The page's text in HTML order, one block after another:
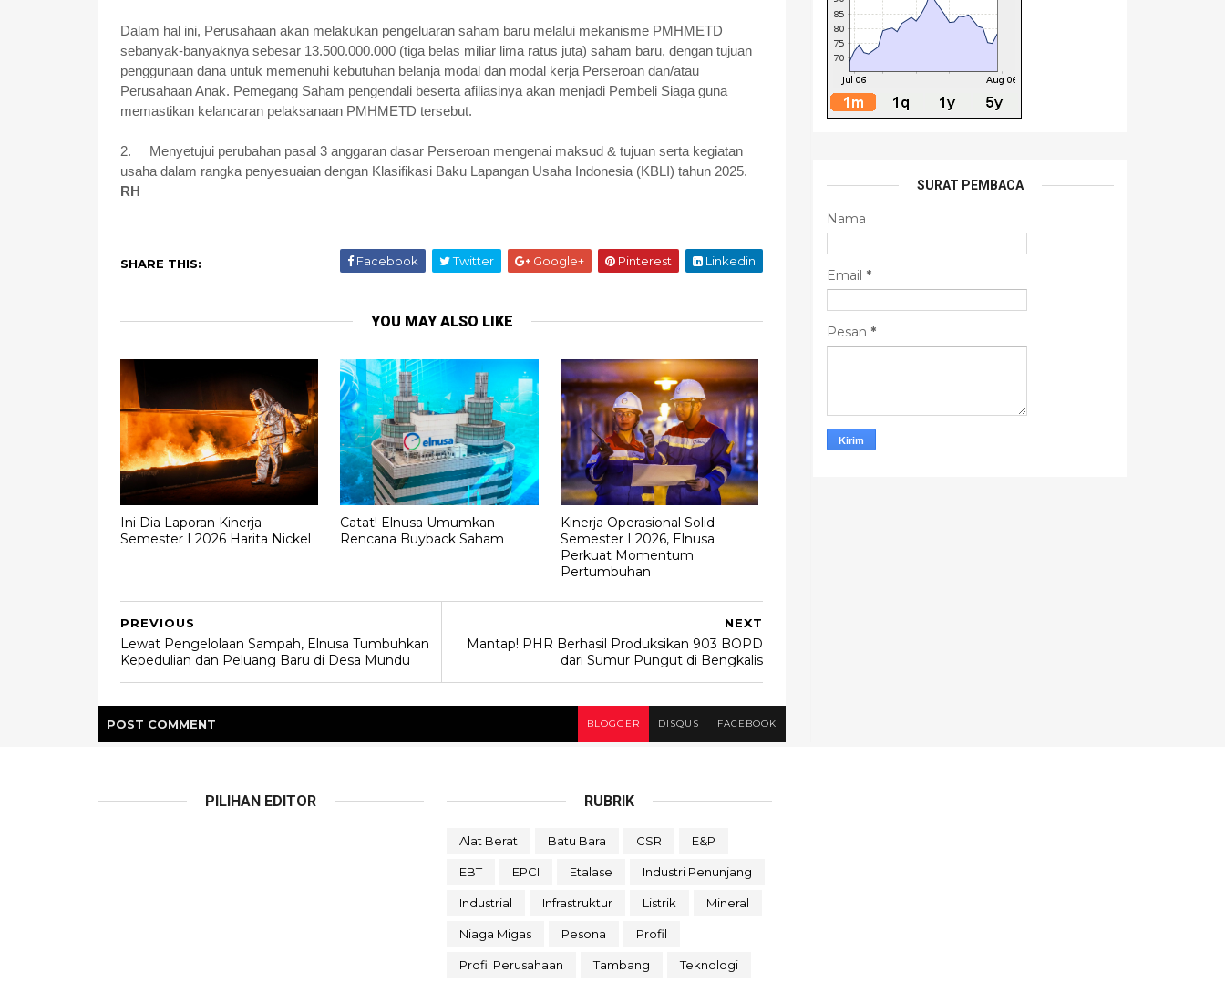
Dalam hal ini, Perusahaan akan melakukan pengeluaran saham baru melalui mekanisme PMHMETD
sebanyak-banyaknya sebesar 13.500.000.000 (tiga belas miliar lima ratus juta) saham baru, dengan tujuan
penggunaan dana untuk memenuhi kebutuhan belanja modal dan modal kerja Perseroan dan/atau
Perusahaan Anak. Pemegang Saham pengendali beserta afiliasinya akan menjadi Pembeli Siaga guna
memastikan kelancaran pelaksanaan PMHMETD tersebut.
2.
Menyetujui perubahan pasal 3 anggaran dasar Perseroan mengenai maksud & tujuan serta kegiatan
usaha dalam rangka penyesuaian dengan Klasifikasi Baku Lapangan Usaha Indonesia (KBLI) tahun 2025.
RH
SHARE THIS: Facebook Twitter Google+ Pinterest Linkedin
YOU MAY ALSO LIKE
Ini Dia Laporan Kinerja
Semester I 2026 Harita Nickel
Catat! Elnusa Umumkan
Rencana Buyback Saham
Kinerja Operasional Solid
Semester I 2026, Elnusa
Perkuat Momentum
Pertumbuhan
NEXT
Mantap! PHR Berhasil Produksikan 903 BOPD
dari Sumur Pungut di Bengkalis
PREVIOUS
Lewat Pengelolaan Sampah, Elnusa Tumbuhkan
Kepedulian dan Peluang Baru di Desa Mundu
POST COMMENT BLOGGER DISQUS FACEBOOK
SURAT PEMBACA
Nama
Email *
Pesan *
PILIHAN EDITOR RUBRIK
Alat Berat Batu Bara CSR E&P
EBT EPCI Etalase Industri Penunjang
Industrial Infrastruktur Listrik Mineral
Niaga Migas Pesona Profil
Profil Perusahaan Tambang Teknologi